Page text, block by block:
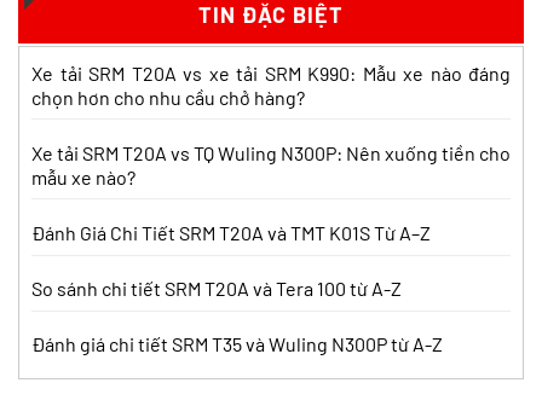
TIN ĐẶC BIỆT
Xe tải SRM T20A vs xe tải SRM K990: Mẫu xe nào đáng
chọn hơn cho nhu cầu chở hàng?
Xe tải SRM T20A vs TQ Wuling N300P: Nên xuống tiền cho
mẫu xe nào?
Đánh Giá Chi Tiết SRM T20A và TMT K01S Từ A–Z
So sánh chi tiết SRM T20A và Tera 100 từ A-Z
Đánh giá chi tiết SRM T35 và Wuling N300P từ A-Z
Nên chọn dòng nào?
Pro? So sánh chi tiết
Nên mua xe tải SRM T30 hay Tera 100?
Tìm hiểu chi tiết